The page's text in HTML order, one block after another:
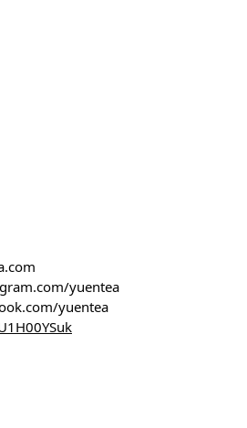
yuentea
yuentea